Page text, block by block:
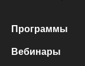
Программы
Вебинары